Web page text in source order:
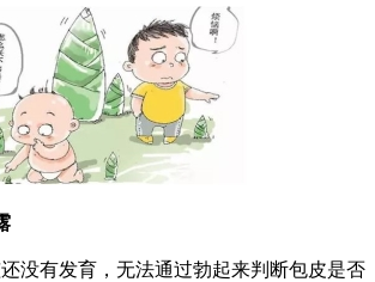
有发育，无法通过勃起来判断包皮是否